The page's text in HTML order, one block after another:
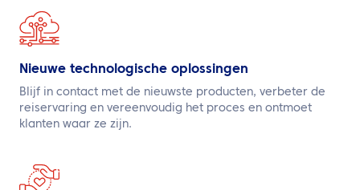
Nieuwe technologische oplossingen
Blijf in contact met de nieuwste producten, verbeter de
reiservaring en vereenvoudig het proces en ontmoet
klanten waar ze zijn.